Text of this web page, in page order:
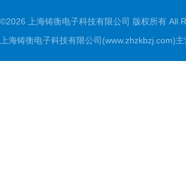
©2026 上海铸衡电子科技有限公司 版权所有 All
上海铸衡电子科技有限公司(www.zhzkbzj.com)主